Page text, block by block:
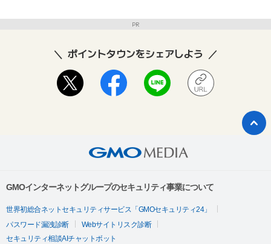
PR
ポイントタウンをシェアしよう
GMOインターネットグループのセキュリティ事業について
世界初総合ネットセキュリティサービス「GMOセキュリティ24」
パスワード漏洩診断
Webサイトリスク診断
セキュリティ相談AIチャットボット